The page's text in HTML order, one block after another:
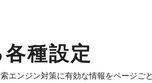
種設定
エンジン対策に有効な情報をページご